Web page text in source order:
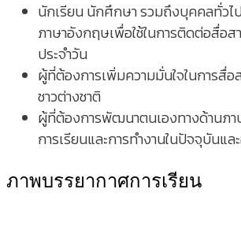
นักเรียน นักศึกษา รวมถึงบุคคลทั่ว
ภาษาอังกฤษเพื่อใช้ในการติดต่อสื่อส
ประจำวัน
ผู้ที่ต้องการเพิ่มความมั่นใจในการสื่
ชาวต่างชาติ
ผู้ที่ต้องการพัฒนาตนเองทางด้านภ
การเรียนและการทำงานในปัจจุบันแล
ภาพบรรยากาศการเรียน